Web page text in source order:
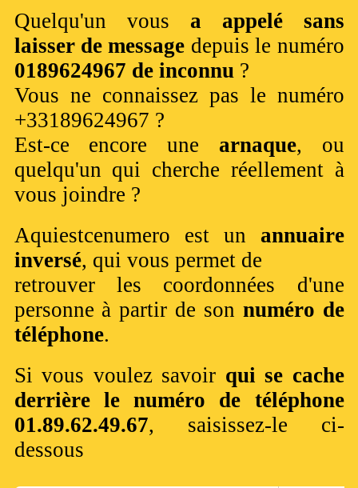
Quelqu'un vous a appelé sans
laisser de message depuis le numéro
0189624967 de inconnu?
Vous ne connaissez pas le numéro
+33189624967 ?
Est-ce encore une arnaque, ou
quelqu'un qui cherche réellement à
vous joindre ?
Aquiestcenumero est un annuaire
inversé, qui vous permet de
retrouver les coordonnées d'une
personne à partir de son numéro de
téléphone.
Si vous voulez savoir qui se cache
derrière le numéro de téléphone
01.89.62.49.67, saisissez-le ci-
dessous